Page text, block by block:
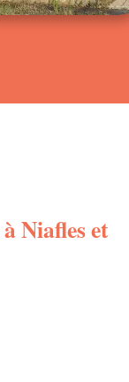
àNiafleset